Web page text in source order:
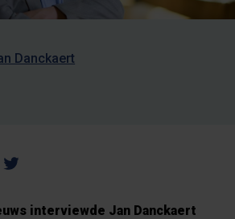
Danckaert
interviewde Jan Danckaert